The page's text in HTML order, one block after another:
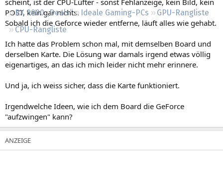
RX 9000 „Deals“
Ideale Gaming-PCs
GPU-Rangliste
CPU-Rangliste
POST, kein gar nichts.
Sobald ich die Geforce wieder entferne, läuft alles wie gehabt.
Ich hatte das Problem schon mal, mit demselben Board und
derselben Karte. Die Lösung war damals irgend etwas völlig
eigenartiges, an das ich mich leider nicht mehr erinnere.
Und ja, ich weiss sicher, dass die Karte funktioniert.
Irgendwelche Ideen, wie ich dem Board die GeForce
"aufzwingen" kann?